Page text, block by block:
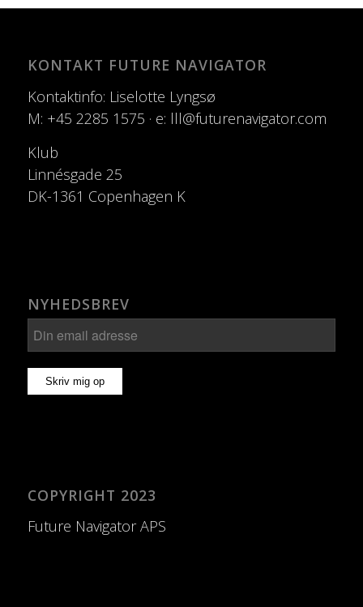
KONTAKT FUTURE NAVIGATOR
Kontaktinfo: Liselotte Lyngsø
M: +45 2285 1575 · e: lll@futurenavigator.com
Klub
Linnésgade 25
DK-1361 Copenhagen K
NYHEDSBREV
COPYRIGHT 2023
Future Navigator APS